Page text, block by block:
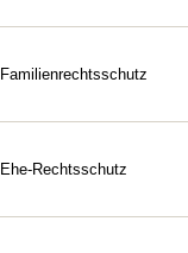
Verkehrsrechtsschutz
Jetzt
Familienrechtsschutz
dem Leben gelassen
ausfallen soll.
Ehe-Rechtsschutz